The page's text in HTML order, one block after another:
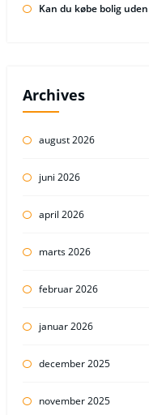
Kan du købe bolig
Archives
august 2026
juni 2026
april 2026
marts 2026
februar 2026
januar 2026
december 2025
november 2025